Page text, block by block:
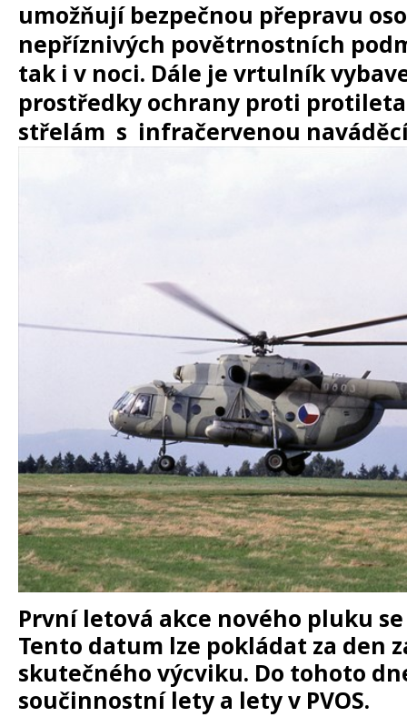
umožňují bezpečnou přepravu
nepříznivých povětrnostních
tak i v noci. Dále je vrtulník
prostředky ochrany proti
střelám s infračervenou
První letová akce nového pluku se
Tento datum lze pokládat za den
skutečného výcviku. Do tohoto
součinnostní lety a lety v PVOS.